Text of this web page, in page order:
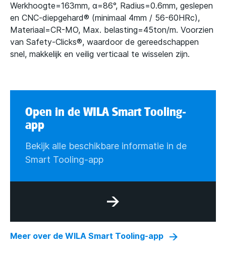
Werkhoogte=163mm, α=86°, Radius=0.6mm, geslepen
en CNC-diepgehard® (minimaal 4mm / 56-60HRc),
Materiaal=CR-MO, Max. belasting=45ton/m. Voorzien
van Safety-Clicks®, waardoor de gereedschappen
snel, makkelijk en veilig verticaal te wisselen zijn.
Open in de WILA Smart Tooling-
app
Bekijk alle beschikbare informatie in de
Smart Tooling-app
Meer over de WILA Smart Tooling-app